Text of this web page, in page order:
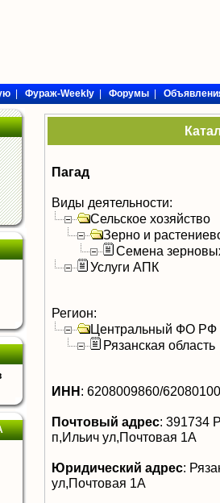
|Фураж-Weekly|Форумы|
Пагад
Виды деятельности:
Сельское хозяйство
Зерно и
Семена
Услуги АПК
Регион:
Центральный ФО РФ
Рязанская область
ИНН: 6208009860/
Почтовый адрес: 391734
п,Ильич ул,Почтовая 1А
Юридический адрес:
ул,Почтовая 1А